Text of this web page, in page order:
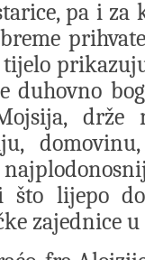
pa i za
tijelo
duhovno
drže
što lijepo
zajednice